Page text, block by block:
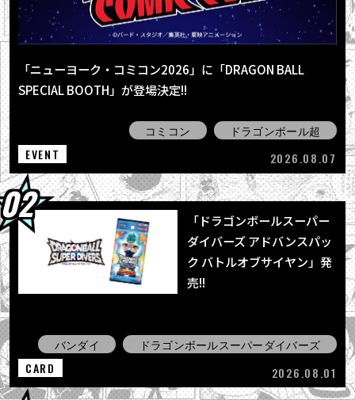
ボールSD』の表紙が目印＆各種ふろ...
2026.08.03
News」配信！
2026.08.03
「BLOOD OF SAIYANS」シリーズ最新作に
「超サイヤ人孫悟空」登場！
「ニューヨーク・コミコン2026」に「DRAGON BALL
SPECIAL BOOTH」が登場決定!!
コミコン
ドラゴンボール超
EVENT
2026.08.07
「ドラゴンボールスーパー
ダイバーズ アドバンスパッ
ク バトルオブサイヤン」発
売!!
バンダイ
ドラゴンボールスーパーダイバーズ
CARD
2026.08.01